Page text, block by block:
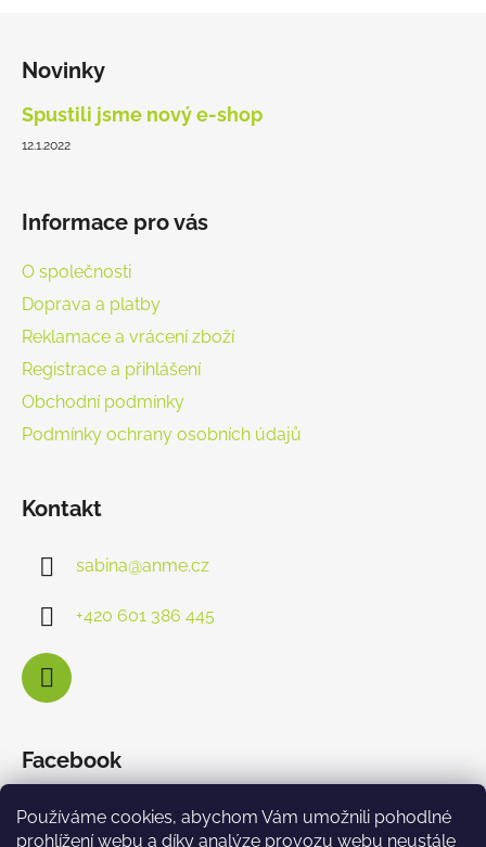
Používáme cookies, abychom Vám umožnili pohodlné
prohlížení webu a díky analýze provozu webu neustále
Novinky
Spustili jsme nový e-shop
12.1.2022
Informace pro vás
O společnosti
Doprava a platby
Reklamace a vrácení zboží
Registrace a přihlášení
Obchodní podmínky
Podmínky ochrany osobních údajů
Kontakt
sabina@anme.cz
+420 601 386 445
Facebook